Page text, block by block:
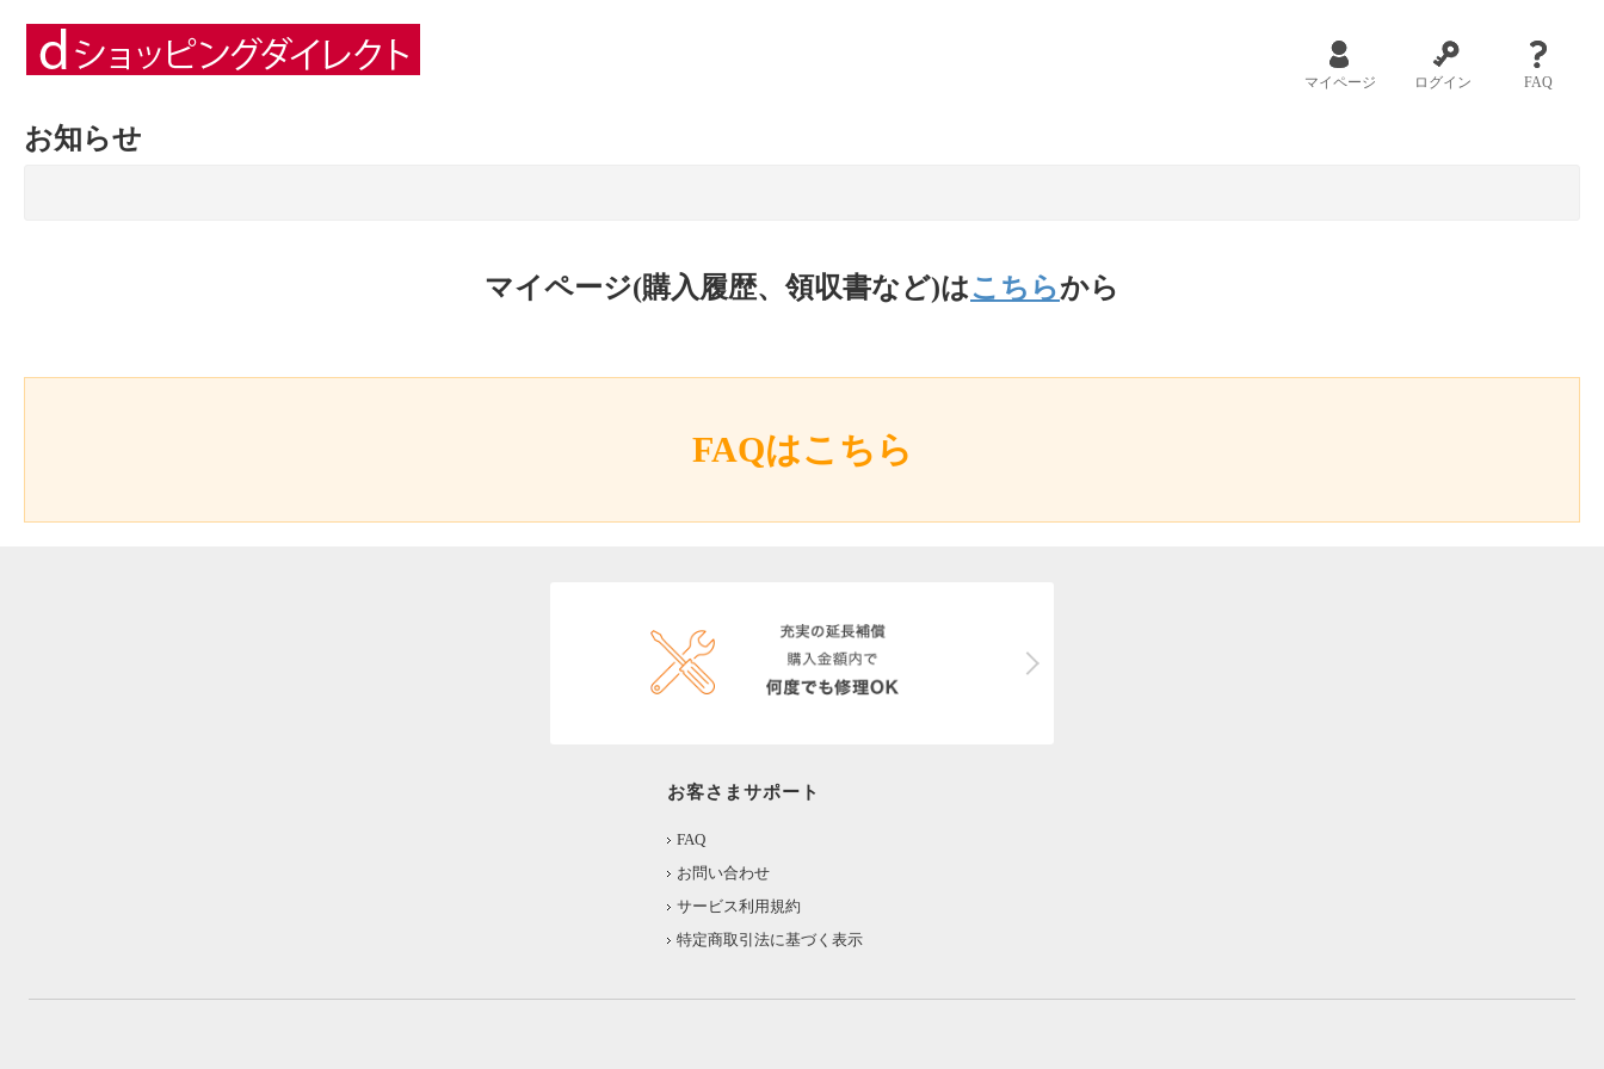
マイページ ログイン FAQ
お知らせ
マイページ(購入履歴、領収書など)はこちらから
FAQはこちら
お客さまサポート
FAQ
お問い合わせ
サービス利用規約
特定商取引法に基づく表示